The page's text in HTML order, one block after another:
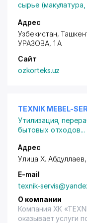
сырье
Адрес
Узбекистан,
УРАЗОВА, 1 А
Сайт
ozkorteks.uz
ТЕХNIK MEBEL-
Утилизация,
бытовых отходов...
Адрес
Улица Х.
E-mail
texnik-
О компании
Компания ХК
оказывает услуги